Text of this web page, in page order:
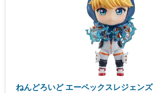
ねんどろいど エーペックスレジェンズ